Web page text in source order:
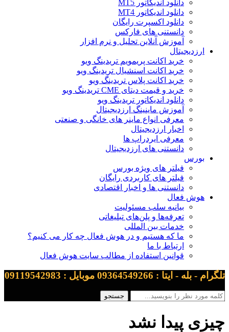
دانلود اندیکاتور MT5
دانلود اندیکاتور MT4
دانلود اکسپرت رایگان
دانستنی های فارکس
آموزش آنلاین تحلیل و نرم افزار
ارزدیجیتال
خرید اکانت پریمویم تریدینگ ویو
خرید اکانت اسنشیال تریدینگ ویو
خرید اکانت پلاس تریدینگ ویو
خرید و قیمت دیتای CME تریدینگ ویو
دانلود اندیکاتور تریدینگ ویو
آموزش ماینینگ ارزدیجیتال
معرفی انواع ماینر های خانگی و صنعتی
اخبار ارزدیجیتال
معرفی ایردراپ ها
دانستنی های ارزدیجیتال
بورس
فیلتر های ویژه بورس
فیلتر های کاربردی رایگان
دانستنی ها و اخبار اقتصادی
هوش فعال
بیانیه سلب مسئولیت
تعرفه‌ها و پلن‌های تبلیغاتی
خدمات بین المللی
ما که هستیم و در هوش فعال چه کار می کنیم؟
ارتباط با ما
قوانین استفاده از مطالب سایت هوش فعال
تلگرام - بله - ایتا : 09364549266 موبایل : 09119542983
چیزی پیدا نشد